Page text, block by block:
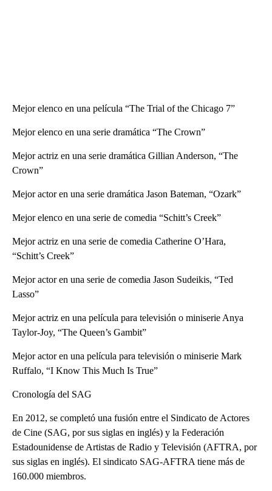
Mejor elenco en una película “The Trial of the Chicago 7”
Mejor elenco en una serie dramática “The Crown”
Mejor actriz en una serie dramática Gillian Anderson, “The
Crown”
Mejor actor en una serie dramática Jason Bateman, “Ozark”
Mejor elenco en una serie de comedia “Schitt’s Creek”
Mejor actriz en una serie de comedia Catherine O’Hara,
“Schitt’s Creek”
Mejor actor en una serie de comedia Jason Sudeikis, “Ted
Lasso”
Mejor actriz en una película para televisión o miniserie Anya
Taylor-Joy, “The Queen’s Gambit”
Mejor actor en una película para televisión o miniserie Mark
Ruffalo, “I Know This Much Is True”
Cronología del SAG
En 2012, se completó una fusión entre el Sindicato de Actores
de Cine (SAG, por sus siglas en inglés) y la Federación
Estadounidense de Artistas de Radio y Televisión (AFTRA, por
sus siglas en inglés). El sindicato SAG-AFTRA tiene más de
160.000 miembros.